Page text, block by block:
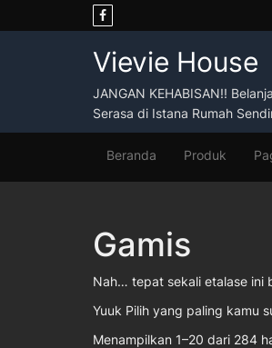
to
Vievie House
JANGAN KEHABISAN!!
Serasa di Istana Rumah
Beranda Produk
Gamis
Nah… tepat sekali etalase ini
Yuuk Pilih yang paling kamu
Menampilkan 1–20 dari 284